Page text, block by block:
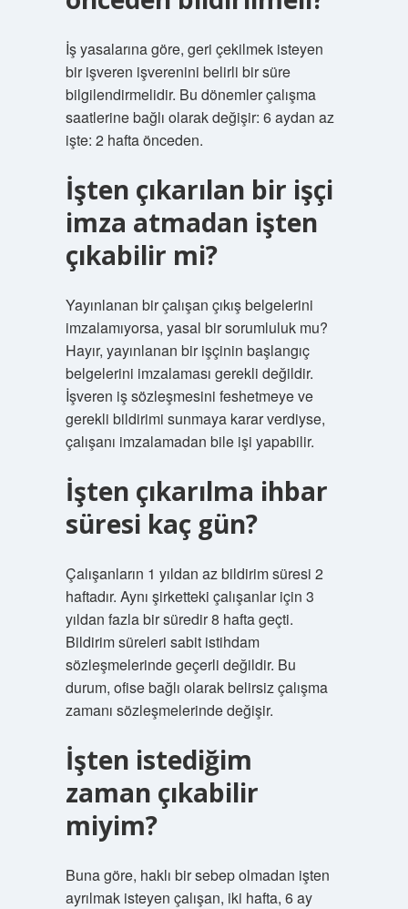
İş yasalarına göre, geri çekilmek isteyen
bir işveren işverenini belirli bir süre
bilgilendirmelidir. Bu dönemler çalışma
saatlerine bağlı olarak değişir: 6 aydan az
işte: 2 hafta önceden.
İşten çıkarılan bir işçi
imza atmadan işten
çıkabilir mi?
Yayınlanan bir çalışan çıkış belgelerini
imzalamıyorsa, yasal bir sorumluluk mu?
Hayır, yayınlanan bir işçinin başlangıç ​​
belgelerini imzalaması gerekli değildir.
İşveren iş sözleşmesini feshetmeye ve
gerekli bildirimi sunmaya karar verdiyse,
çalışanı imzalamadan bile işi yapabilir.
İşten çıkarılma ihbar
süresi kaç gün?
Çalışanların 1 yıldan az bildirim süresi 2
haftadır. Aynı şirketteki çalışanlar için 3
yıldan fazla bir süredir 8 hafta geçti.
Bildirim süreleri sabit istihdam
sözleşmelerinde geçerli değildir. Bu
durum, ofise bağlı olarak belirsiz çalışma
zamanı sözleşmelerinde değişir.
İşten istediğim
zaman çıkabilir
miyim?
Buna göre, haklı bir sebep olmadan işten
ayrılmak isteyen çalışan, iki hafta, 6 ay